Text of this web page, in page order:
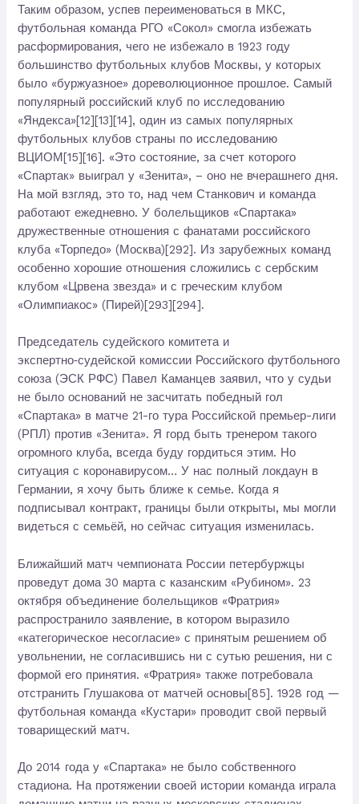
Таким образом, успев переименоваться в МКС,
футбольная команда РГО «Сокол» смогла избежать
расформирования, чего не избежало в 1923 году
большинство футбольных клубов Москвы, у которых
было «буржуазное» дореволюционное прошлое. Самый
популярный российский клуб по исследованию
«Яндекса»[12][13][14], один из самых популярных
футбольных клубов страны по исследованию
ВЦИОМ[15][16]. «Это состояние, за счет которого
«Спартак» выиграл у «Зенита», – оно не вчерашнего дня.
На мой взгляд, это то, над чем Станкович и команда
работают ежедневно. У болельщиков «Спартака»
дружественные отношения с фанатами российского
клуба «Торпедо» (Москва)[292]. Из зарубежных команд
особенно хорошие отношения сложились с сербским
клубом «Црвена звезда» и с греческим клубом
«Олимпиакос» (Пирей)[293][294].
Председатель судейского комитета и
экспертно‑судейской комиссии Российского футбольного
союза (ЭСК РФС) Павел Каманцев заявил, что у судьи
не было оснований не засчитать победный гол
«Спартака» в матче 21-го тура Российской премьер-лиги
(РПЛ) против «Зенита». Я горд быть тренером такого
огромного клуба, всегда буду гордиться этим. Но
ситуация с коронавирусом… У нас полный локдаун в
Германии, я хочу быть ближе к семье. Когда я
подписывал контракт, границы были открыты, мы могли
видеться с семьёй, но сейчас ситуация изменилась.
Ближайший матч чемпионата России петербуржцы
проведут дома 30 марта с казанским «Рубином». 23
октября объединение болельщиков «Фратрия»
распространило заявление, в котором выразило
«категорическое несогласие» с принятым решением об
увольнении, не согласившись ни с сутью решения, ни с
формой его принятия. «Фратрия» также потребовала
отстранить Глушакова от матчей основы[85]. 1928 год —
футбольная команда «Кустари» проводит свой первый
товарищеский матч.
До 2014 года у «Спартака» не было собственного
стадиона. На протяжении своей истории команда играла